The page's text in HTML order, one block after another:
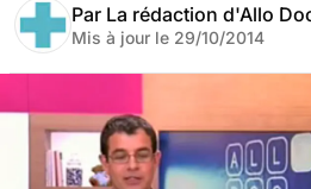
Par La rédaction d'Allo
Mis à jour le 29/10/2014